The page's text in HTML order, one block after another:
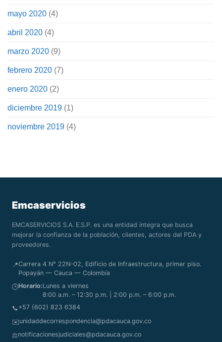
mayo 2020 (4)
abril 2020 (4)
marzo 2020 (9)
febrero 2020 (7)
enero 2020 (2)
diciembre 2019 (1)
noviembre 2019 (4)
Emcaservicios
EMCASERVICIOS S.A. E.S.P. es una entidad íntegra que busca
mejorar la confianza de la población, clientes, actores del PDA y
proveedores.
📍Carrera 4 N° 22N-02, Edificio de Infraestructura, primer piso.
Popayán — Cauca — Colombia
🕒Horario:Lunes a viernes
8:00 a.m. – 12:30 p.m. | 2:00 p.m. – 6:00 p.m.
📞+57 (602) 823 6384
✉️unidaddecorrespondencia@pdacauca.gov.co
⚖️notificacionesjudiciales@pdacauca.gov.co